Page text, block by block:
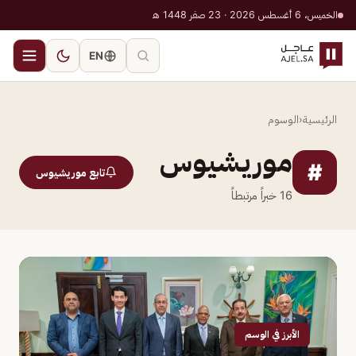
الخميس، 6 أغسطس 2026 · 23 صفر 1448 هـ
EN
الرئيسية‹الوسوم
# موريشيوس
16 خبراً مرتبطاً
تابع موريشيوس
الأبرز في الوسم